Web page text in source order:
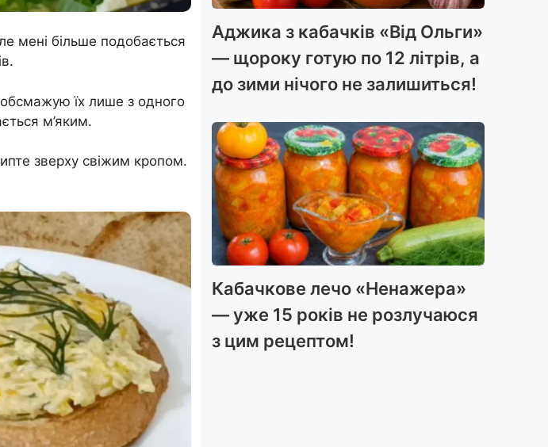
мені більше подобається
їх лише з одного
м’яким.
зверху свіжим кропом.
Аджика з кабачків «Від Ольги»
— щороку готую по 12 літрів, а
до зими нічого не залишиться!
Кабачкове лечо «Ненажера»
— уже 15 років не розлучаюся
з цим рецептом!